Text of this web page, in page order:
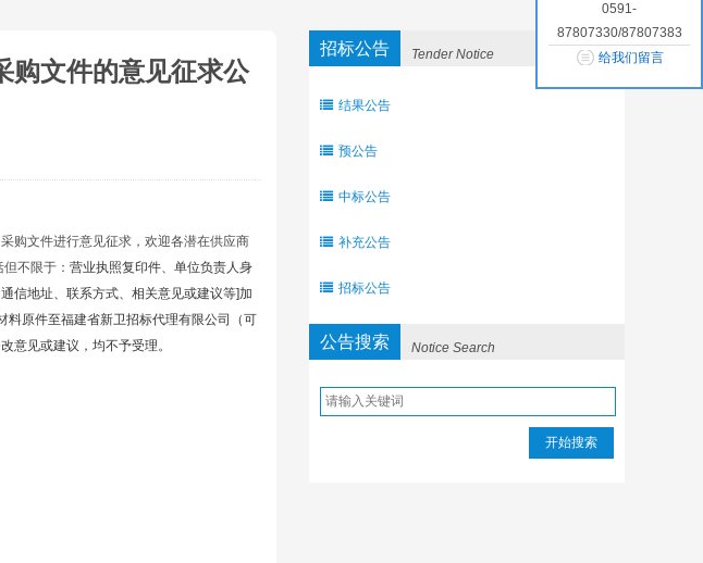
购文件的意见征求公
购文件进行意见征求，欢迎各潜在供应商
不限于： 营业执照复印件、单位负责人身
信地址、联系方式、相关意见或建议等]加
料原件至福建省新卫招标代理有限公司（可
意见或建议，均不予受理。
招标公告 Tender Notice
结果公告
预公告
中标公告
补充公告
招标公告
公告搜索 Notice Search
开始搜索
0591-
87807330/87807383
给我们留言